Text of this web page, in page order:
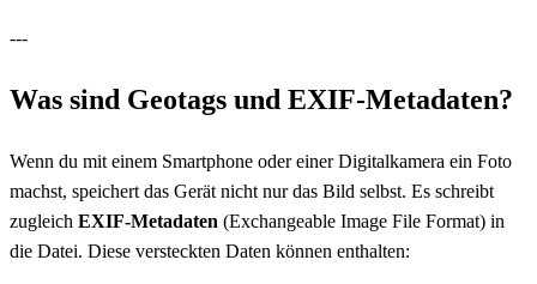
---
Was sind Geotags und EXIF-Metadaten?
Wenn du mit einem Smartphone oder einer Digitalkamera ein Foto
machst, speichert das Gerät nicht nur das Bild selbst. Es schreibt
zugleich EXIF-Metadaten (Exchangeable Image File Format) in
die Datei. Diese versteckten Daten können enthalten: